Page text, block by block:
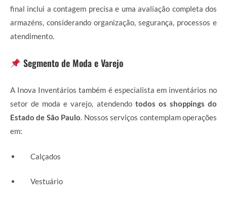
final inclui a contagem precisa e uma avaliação completa dos
armazéns, considerando organização, segurança, processos e
atendimento.
Segmento de Moda e Varejo
A Inova Inventários também é especialista em inventários no
setor de moda e varejo, atendendo todos os shoppings do
Estado de São Paulo. Nossos serviços contemplam operações
em:
Calçados
Vestuário